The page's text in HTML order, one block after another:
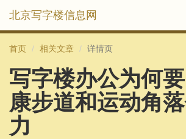
北京写字楼信息网
首页 相关文章 详情页
写字楼办公为何
康步道和运动角
力